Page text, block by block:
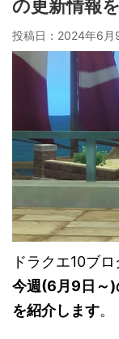
の更新情報
投稿日： 2024年6月
ドラクエ10ブ
今週(6月9日 ～
を紹介します。